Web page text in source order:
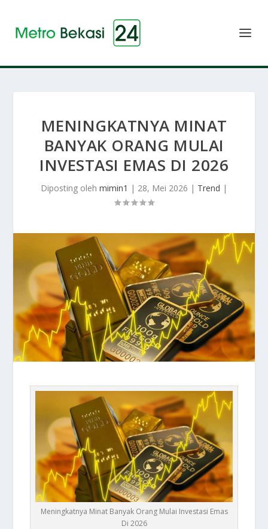
MENINGKATNYA MINAT
BANYAK ORANG MULAI
INVESTASI EMAS DI 2026
Diposting oleh mimin1 | 28, Mei 2026 | Trend |
Meningkatnya Minat Banyak Orang Mulai Investasi Emas
Di 2026